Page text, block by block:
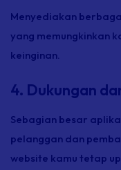
Menyediakan
yang memungkinkan
keinginan.
4. Dukungan
Sebagian besar
pelanggan dan
website kamu tetap